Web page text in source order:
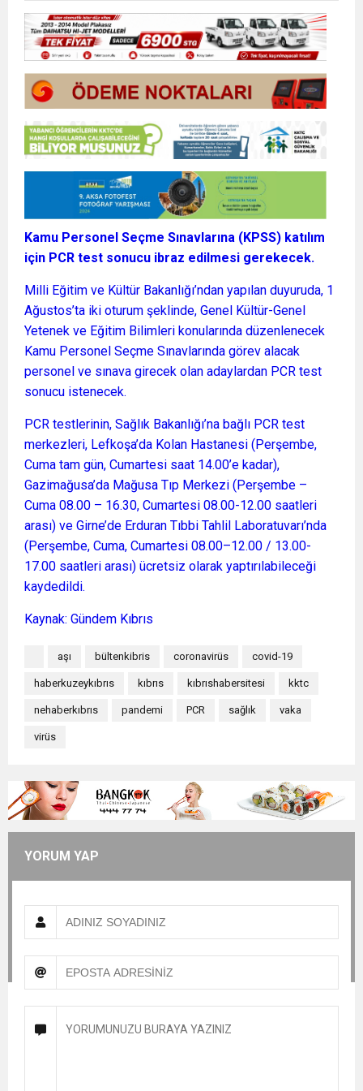
Kamu Personel Seçme Sınavlarına (KPSS) katılım
için PCR test sonucu ibraz edilmesi gerekecek.
Milli Eğitim ve Kültür Bakanlığı’ndan yapılan duyuruda, 1
Ağustos’ta iki oturum şeklinde, Genel Kültür-Genel
Yetenek ve Eğitim Bilimleri konularında düzenlenecek
Kamu Personel Seçme Sınavlarında görev alacak
personel ve sınava girecek olan adaylardan PCR test
sonucu istenecek.
PCR testlerinin, Sağlık Bakanlığı’na bağlı PCR test
merkezleri, Lefkoşa’da Kolan Hastanesi (Perşembe,
Cuma tam gün, Cumartesi saat 14.00’e kadar),
Gazimağusa’da Mağusa Tıp Merkezi (Perşembe –
Cuma 08.00 – 16.30, Cumartesi 08.00-12.00 saatleri
arası) ve Girne’de Erduran Tıbbi Tahlil Laboratuvarı’nda
(Perşembe, Cuma, Cumartesi 08.00–12.00 / 13.00-
17.00 saatleri arası) ücretsiz olarak yaptırılabileceği
kaydedildi.
Kaynak: Gündem Kıbrıs
aşı bültenkibris coronavirüs covid-19
haberkuzeykıbrıs kıbrıs kıbrıshabersitesi kktc
nehaberkıbrıs pandemi PCR sağlık vaka
virüs
YORUM YAP